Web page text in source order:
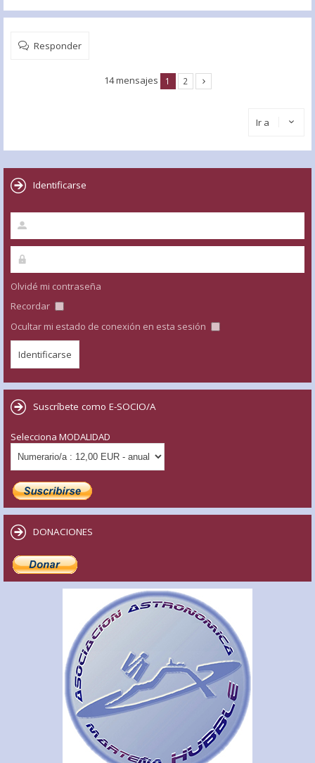
Responder
14 mensajes 1 2
Ir a
Identificarse
Olvidé mi contraseña
Recordar
Ocultar mi estado de conexión en esta sesión
Suscríbete como E-SOCIO/A
Selecciona MODALIDAD
DONACIONES